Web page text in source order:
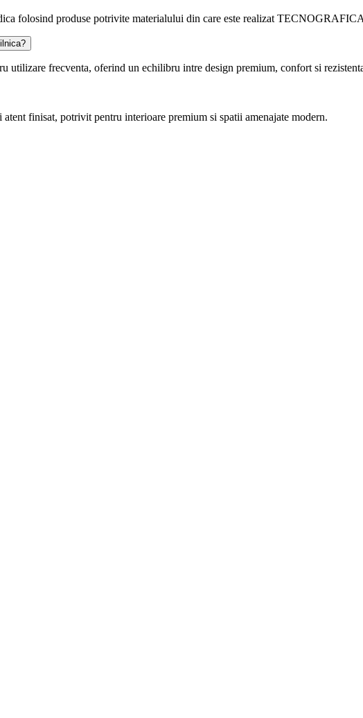
folosind produse potrivite materialului din care este realizat
frecventa, oferind un echilibru intre design premium, confort si
finisat, potrivit pentru interioare premium si spatii amenajate modern.